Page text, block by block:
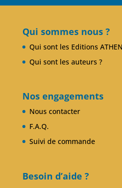
Qui sommes nous ?
Qui sont les Editions
Qui sont les auteurs ?
Nos engagements
Nous contacter
F.A.Q.
Suivi de commande
Besoin d’aide ?